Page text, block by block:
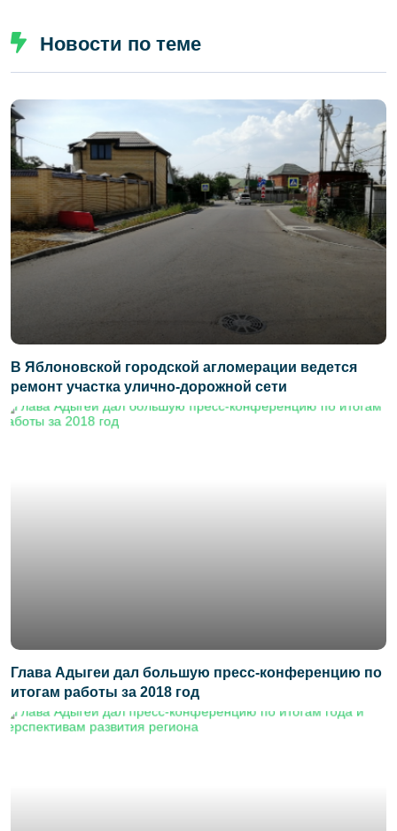
Новости по теме
В Яблоновской городской агломерации ведется
ремонт участка улично-дорожной сети
Глава Адыгеи дал большую пресс-конференцию по
итогам работы за 2018 год